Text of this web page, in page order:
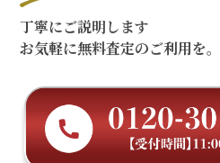
丁寧にご説明します
お気軽に無料査定のご利用を。